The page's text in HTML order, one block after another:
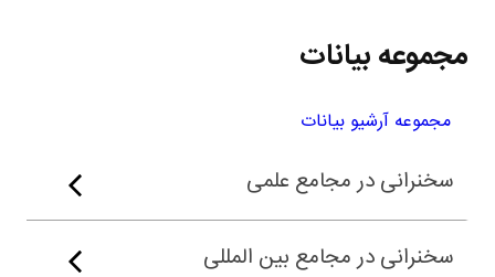
مجموعه بیانات
مجموعه آرشیو بیانات
سخنرانی در مجامع علمی
سخنرانی در مجامع بین المللی